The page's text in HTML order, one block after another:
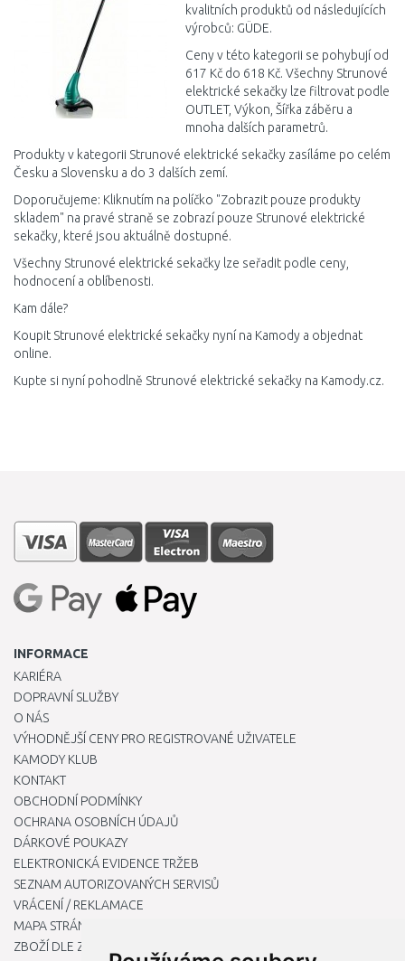
kvalitních produktů od následujících
výrobců: GÜDE.
Ceny v této kategorii se pohybují od
617 Kč do 618 Kč. Všechny Strunové
elektrické sekačky lze filtrovat podle
OUTLET, Výkon, Šířka záběru a
mnoha dalších parametrů.
Produkty v kategorii Strunové elektrické sekačky zasíláme po celém
Česku a Slovensku a do 3 dalších zemí.
Doporučujeme: Kliknutím na políčko "Zobrazit pouze produkty
skladem" na pravé straně se zobrazí pouze Strunové elektrické
sekačky, které jsou aktuálně dostupné.
Všechny Strunové elektrické sekačky lze seřadit podle ceny,
hodnocení a oblíbenosti.
Kam dále?
Koupit Strunové elektrické sekačky nyní na Kamody a objednat
online.
Kupte si nyní pohodlně Strunové elektrické sekačky na Kamody.cz.
INFORMACE
KARIÉRA
DOPRAVNÍ SLUŽBY
O NÁS
VÝHODNĚJŠÍ CENY PRO REGISTROVANÉ UŽIVATELE
KAMODY KLUB
KONTAKT
OBCHODNÍ PODMÍNKY
OCHRANA OSOBNÍCH ÚDAJŮ
DÁRKOVÉ POUKAZY
ELEKTRONICKÁ EVIDENCE TRŽEB
SEZNAM AUTORIZOVANÝCH SERVISŮ
VRÁCENÍ / REKLAMACE
MAPA STRÁNKY
ZBOŽÍ DLE ZNAČEK